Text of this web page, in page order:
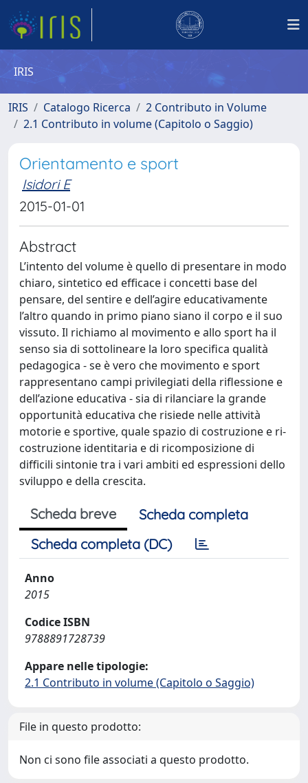
IRIS
IRIS Catalogo Ricerca
2 Contributo in Volume
2.1 Contributo in volume (Capitolo o Saggio)
Orientamento e sport
Isidori E
2015-01-01
Abstract
L’intento del volume è quello di presentare in modo
chiaro, sintetico ed efficace i concetti base del
pensare, del sentire e dell’agire educativamente
l’altro quando in primo piano siano il corpo e il suo
vissuto. Il richiamo al movimento e allo sport ha il
senso sia di sottolineare la loro specifica qualità
pedagogica - se è vero che movimento e sport
rappresentano campi privilegiati della riflessione e
dell’azione educativa - sia di rilanciare la grande
opportunità educativa che risiede nelle attività
motorie e sportive, quale spazio di costruzione e ri-
costruzione identitaria e di ricomposizione di
difficili sintonie tra i vari ambiti ed espressioni dello
sviluppo e della crescita.
Scheda breve
Scheda completa
Scheda completa (DC)
Anno
2015
Codice ISBN
9788891728739
Appare nelle tipologie:
2.1 Contributo in volume (Capitolo o Saggio)
File in questo prodotto:
Non ci sono file associati a questo prodotto.